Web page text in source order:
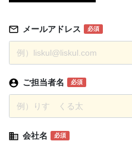
メールアドレス 必須
ご担当者名 必須
会社名 必須